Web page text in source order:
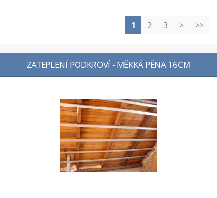
1 2 3 > >>
ZATEPLENÍ PODKROVÍ - MĚKKÁ PĚNA 16CM